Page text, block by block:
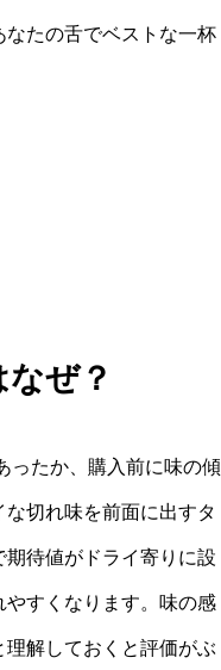
たの舌でベストな一杯
ぜ？
ったか、購入前に味の傾
切れ味を前面に出すタ
待値がドライ寄りに設
すくなります。味の感
解しておくと評価がぶ